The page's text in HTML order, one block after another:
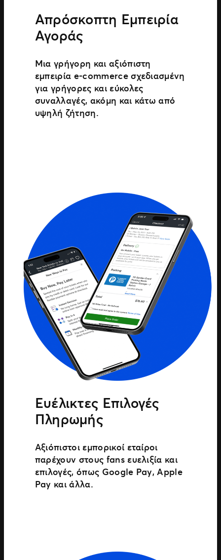
Απρόσκοπτη Εμπειρία
Αγοράς
Μια γρήγορη και αξιόπιστη
εμπειρία e-commerce σχεδιασμένη
για γρήγορες και εύκολες
συναλλαγές, ακόμη και κάτω από
υψηλή ζήτηση.
Ευέλικτες Επιλογές
Πληρωμής
Αξιόπιστοι εμπορικοί εταίροι
παρέχουν στους fans ευελιξία και
επιλογές, όπως Google Pay, Apple
Pay και άλλα.